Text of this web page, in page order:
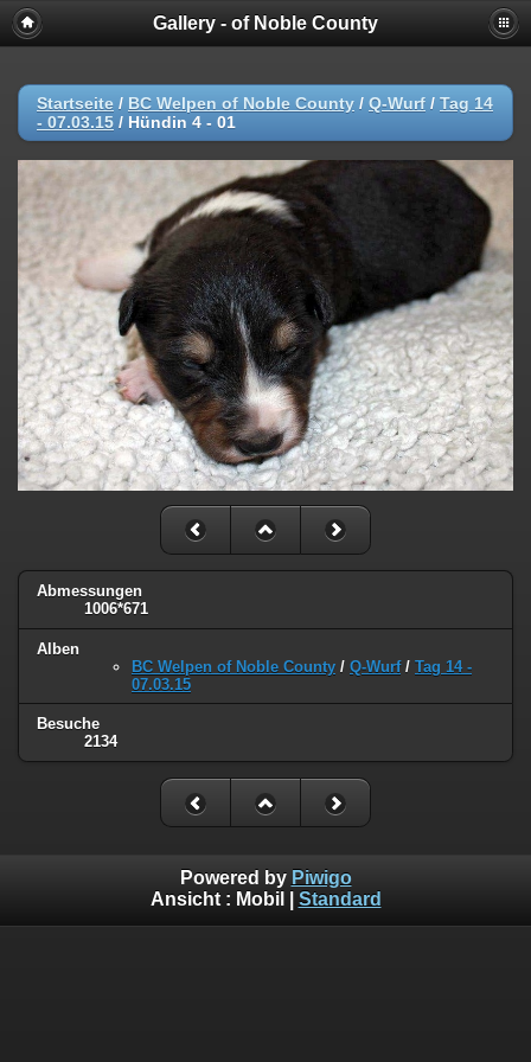
Gallery - of Noble County
Startseite / BC Welpen of Noble County / Q-Wurf / Tag 14
- 07.03.15 / Hündin 4 - 01
Abmessungen
1006*671
Alben
BC Welpen of Noble County / Q-Wurf/ Tag 14 -
07.03.15
Besuche
2134
Powered by Piwigo
Ansicht : Mobil Standard